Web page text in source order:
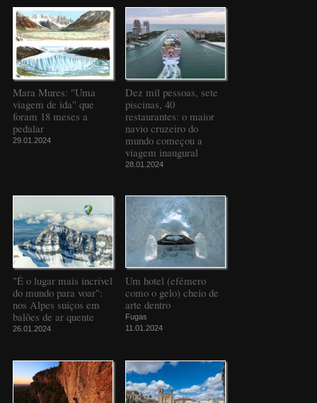
Mara Mures: "Uma
viagem de ida" que
foram 18 meses a
pedalar
29.01.2024
Dez mil pessoas, sete
piscinas, 40
restaurantes: o maior
navio cruzeiro do
mundo começou a
viagem inaugural
28.01.2024
"É o lugar mais incrível
do mundo para voar":
nos Alpes suíços em
balões de ar quente
26.01.2024
Um hotel (efémero
como o gelo) cheio de
arte dentro
Fugas
11.01.2024